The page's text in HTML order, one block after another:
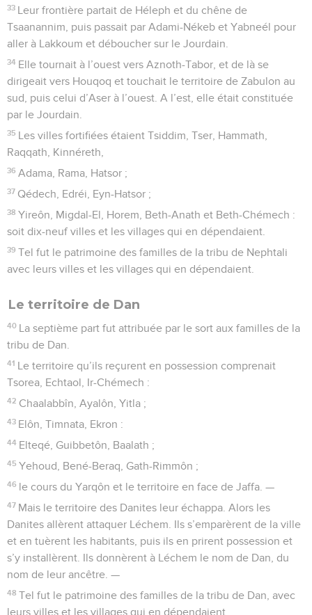
33 Leur frontière partait de Héleph et du chêne de
Tsaanannim, puis passait par Adami-Nékeb et Yabneél pour
aller à Lakkoum et déboucher sur le Jourdain.
34 Elle tournait à l’ouest vers Aznoth-Tabor, et de là se
dirigeait vers Houqoq et touchait le territoire de Zabulon au
sud, puis celui d’Aser à l’ouest. A l’est, elle était constituée
par le Jourdain.
35 Les villes fortifiées étaient Tsiddim, Tser, Hammath,
Raqqath, Kinnéreth,
36 Adama, Rama, Hatsor ;
37 Qédech, Edréi, Eyn-Hatsor ;
38 Yireôn, Migdal-El, Horem, Beth-Anath et Beth-Chémech :
soit dix-neuf villes et les villages qui en dépendaient.
39 Tel fut le patrimoine des familles de la tribu de Nephtali
avec leurs villes et les villages qui en dépendaient.
Le territoire de Dan
40 La septième part fut attribuée par le sort aux familles de la
tribu de Dan.
41 Le territoire qu’ils reçurent en possession comprenait
Tsorea, Echtaol, Ir-Chémech :
42 Chaalabbîn, Ayalôn, Yitla ;
43 Elôn, Timnata, Ekron :
44 Elteqé, Guibbetôn, Baalath ;
45 Yehoud, Bené-Beraq, Gath-Rimmôn ;
46 le cours du Yarqôn et le territoire en face de Jaffa. —
47 Mais le territoire des Danites leur échappa. Alors les
Danites allèrent attaquer Léchem. Ils s’emparèrent de la ville
et en tuèrent les habitants, puis ils en prirent possession et
s’y installèrent. Ils donnèrent à Léchem le nom de Dan, du
nom de leur ancêtre. —
48 Tel fut le patrimoine des familles de la tribu de Dan, avec
leurs villes et les villages qui en dépendaient.